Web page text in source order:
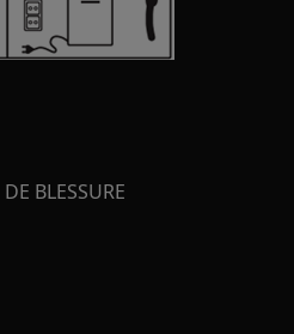
BLESSURE